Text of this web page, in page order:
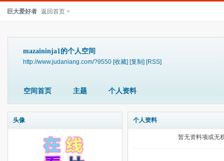
巨大爱好者 返回首页
mazaininja1的个人空间
http://www.judaniang.com/?9550 [收藏] [复制] [RSS]
空间首页 主题 个人资料
头像 个人资料
暂无资料项或无